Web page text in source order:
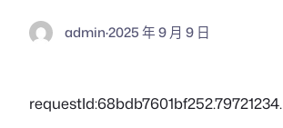
admin·2025 年 9 月 9 日
requestId:68bdb7601bf252.79721234.